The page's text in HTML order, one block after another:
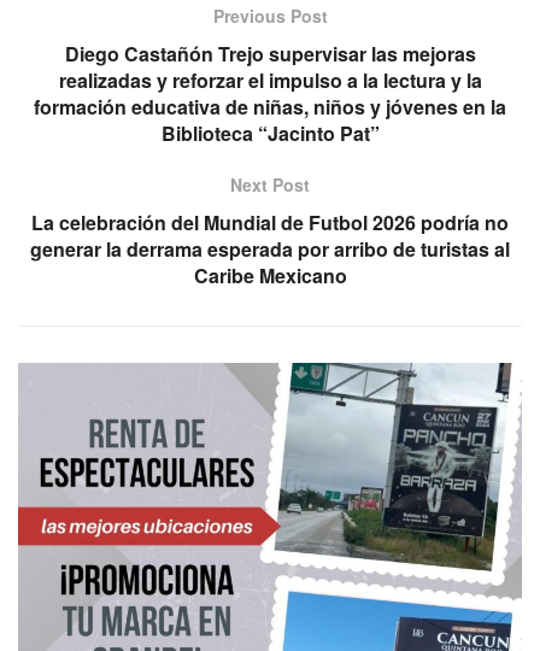
Previous Post
Diego Castañón Trejo supervisar las mejoras
realizadas y reforzar el impulso a la lectura y la
formación educativa de niñas, niños y jóvenes en la
Biblioteca “Jacinto Pat”
Next Post
La celebración del Mundial de Futbol 2026 podría no
generar la derrama esperada por arribo de turistas al
Caribe Mexicano